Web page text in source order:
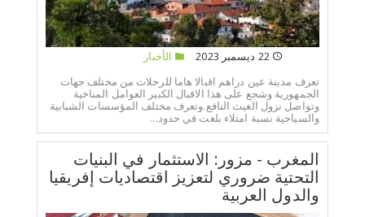
22 ديسمبر 2023
الأخبار
تعرف مدينة عين دراهم اقبالا هاما للرحلات من مختلف جهات
الجمهورية وشجع على هذا الاقبال الكبير العوامل المناخية
وتواصل نزول الغيث النافع.وتعرف مختلف المؤسسات الشبابية
والسياحية نسبة امتلاء بلغت في حدود...
المغرب - مزور: الاستثمار في البنيات
التحتية ضروري لتعزيز اقتصاديات إفريقيا
والدول العربية